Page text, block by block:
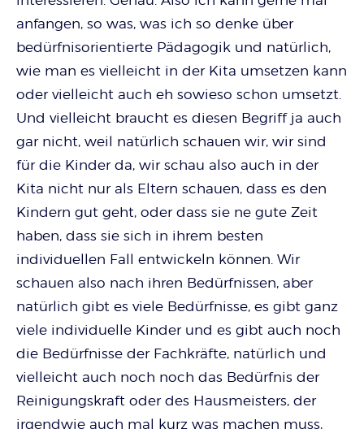
anfangen, so was, was ich so denke über
bedürfnisorientierte Pädagogik und natürlich,
wie man es vielleicht in der Kita umsetzen kann
oder vielleicht auch eh sowieso schon umsetzt.
Und vielleicht braucht es diesen Begriff ja auch
gar nicht, weil natürlich schauen wir, wir sind
für die Kinder da, wir schau also auch in der
Kita nicht nur als Eltern schauen, dass es den
Kindern gut geht, oder dass sie ne gute Zeit
haben, dass sie sich in ihrem besten
individuellen Fall entwickeln können. Wir
schauen also nach ihren Bedürfnissen, aber
natürlich gibt es viele Bedürfnisse, es gibt ganz
viele individuelle Kinder und es gibt auch noch
die Bedürfnisse der Fachkräfte, natürlich und
vielleicht auch noch noch das Bedürfnis der
Reinigungskraft oder des Hausmeisters, der
irgendwie auch mal kurz was machen muss,